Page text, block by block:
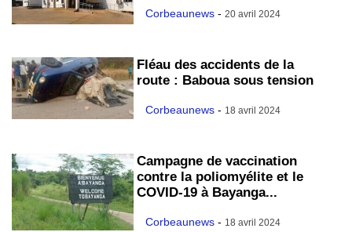
Corbeaunews - 20 avril 2024
Fléau des accidents de la
route : Baboua sous tension
Corbeaunews - 18 avril 2024
Campagne de vaccination
contre la poliomyélite et le
COVID-19 à Bayanga...
Corbeaunews - 18 avril 2024